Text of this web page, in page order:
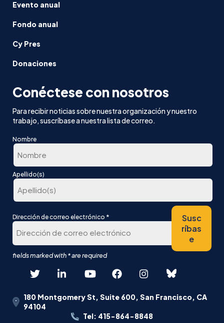
Evento anual
Fondo anual
Cy Pres
Donaciones
Conéctese con nosotros
Para recibir noticias sobre nuestra organización y nuestro
trabajo, suscríbase a nuestra lista de correo.
Nombre
En
primer
lugar
Apellido(s)
Dirección de correo electrónico *
Susc
ríbas
e
180 Montgomery St, Suite 600, San Francisco, CA
94104
Tel: 415-864-8848